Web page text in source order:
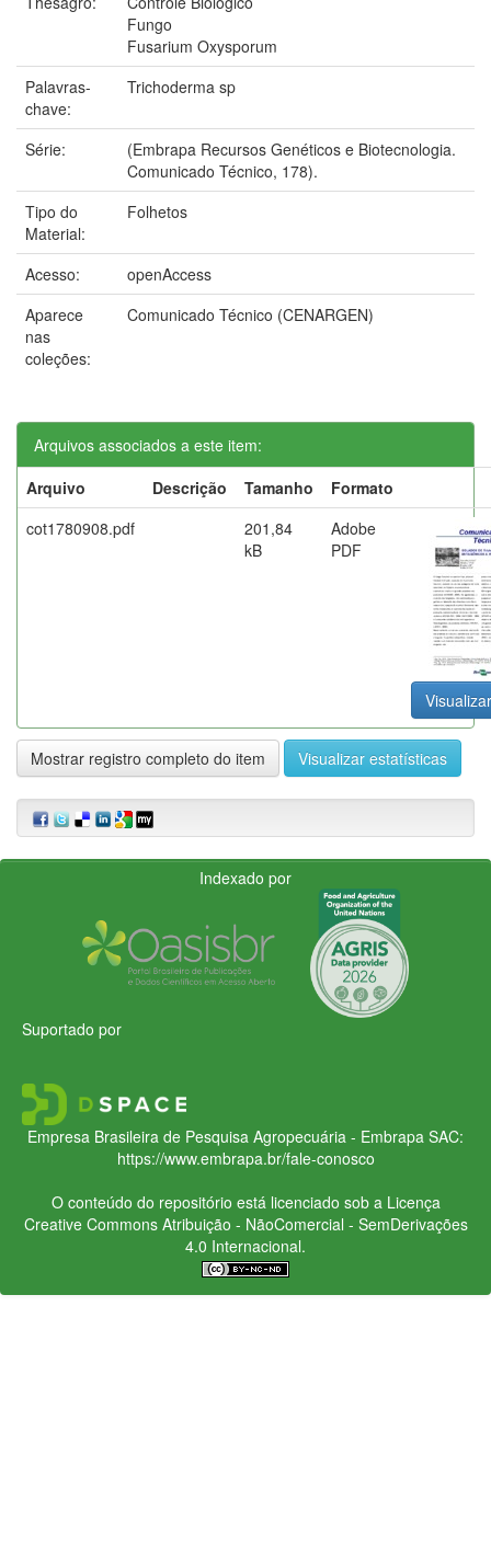
Fungo
Fusarium Oxysporum
Palavras-
chave:
Trichoderma sp
Série:
(Embrapa Recursos Genéticos e Biotecnologia.
Comunicado Técnico, 178).
Tipo do
Material:
Folhetos
Acesso:
openAccess
Aparece
nas
coleções:
Comunicado Técnico (CENARGEN)
Arquivos associados a este item:
Arquivo
Descrição Tamanho
Formato
cot1780908.pdf
201,84
kB
Adobe
PDF
Mostrar registro completo do item Visualizar estatísticas
Indexado por
Suportado por
Empresa Brasileira de Pesquisa Agropecuária - Embrapa SAC:
https://www.embrapa.br/fale-conosco
O conteúdo do repositório está licenciado sob a Licença
Creative CommonsAtribuição - NãoComercial - SemDerivações
4.0 Internacional.